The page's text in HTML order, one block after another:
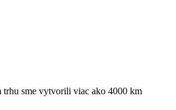
trhu sme vytvorili viac ako 4000 km